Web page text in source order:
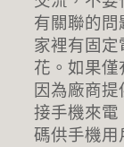
有關聯的
家裡有固
花。如果僅
因為廠商
接手機來電
碼供手機用